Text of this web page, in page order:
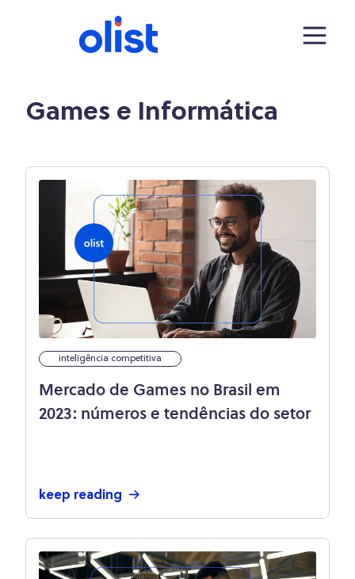
Games e Informática
inteligência competitiva
Mercado de Games no Brasil em
2023: números e tendências do setor
keep reading